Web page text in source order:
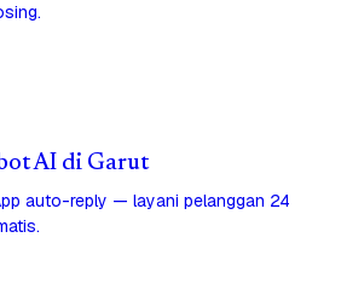
AI di Garut
auto-reply — layani pelanggan 24